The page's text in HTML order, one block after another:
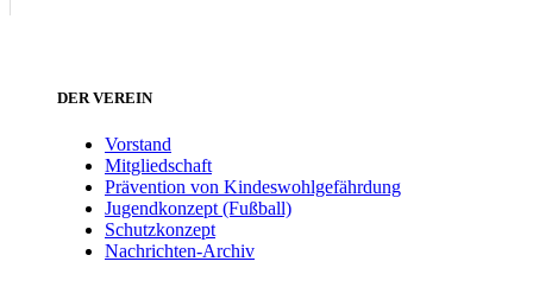
DER VEREIN
Vorstand
Mitgliedschaft
Prävention von Kindeswohlgefährdung
Jugendkonzept (Fußball)
Schutzkonzept
Nachrichten-Archiv